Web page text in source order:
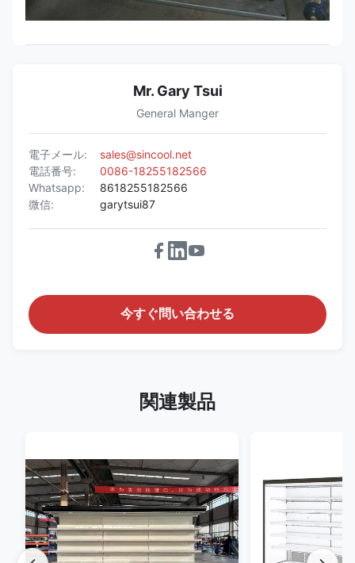
Mr. Gary Tsui
General Manger
電子メール:
sales@sincool.net
電話番号:
0086-18255182566
Whatsapp:
8618255182566
微信:
garytsui87
今すぐ問い合わせる
関連製品